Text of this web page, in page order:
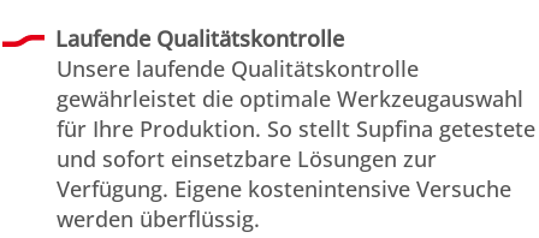
Laufende Qualitätskontrolle
Unsere laufende Qualitätskontrolle
gewährleistet die optimale Werkzeugauswahl
für Ihre Produktion. So stellt Supfina getestete
und sofort einsetzbare Lösungen zur
Verfügung. Eigene kostenintensive Versuche
werden überflüssig.